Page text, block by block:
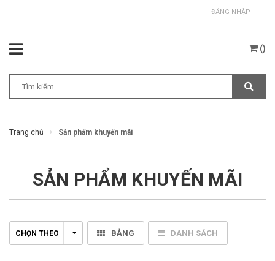
ĐĂNG NHẬP
()
Trang chủ Sản phẩm khuyến mãi
SẢN PHẨM KHUYẾN MÃI
CHỌN THEO BẢNG DANH SÁCH